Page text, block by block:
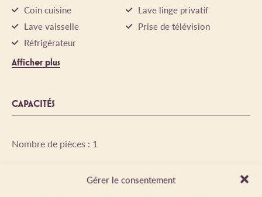
Gérer le consentement
Coin cuisine
Lave linge privatif
Lave vaisselle
Prise de télévision
Réfrigérateur
Afficher plus
CAPACITÉS
Nombre de pièces : 1
Capacité maximum possible : 2